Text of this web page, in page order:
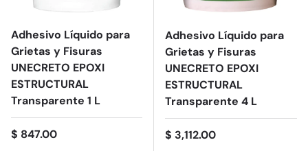
Adhesivo Líquido para
Grietas y Fisuras
UNECRETO EPOXI
ESTRUCTURAL
Transparente 1 L
Precio normal
$ 847.00
Adhesivo Líquido para
Grietas y Fisuras
UNECRETO EPOXI
ESTRUCTURAL
Transparente 4 L
Precio normal
$ 3,112.00